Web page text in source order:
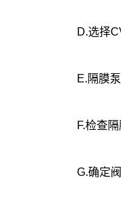
D.选择CV
E.隔膜泵
F.检查隔
G.确定阀